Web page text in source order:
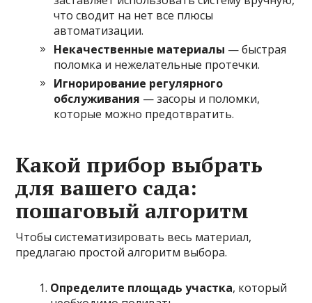
что сводит на нет все плюсы
автоматизации.
Некачественные материалы — быстрая
поломка и нежелательные протечки.
Игнорирование регулярного
обслуживания — засоры и поломки,
которые можно предотвратить.
Какой прибор выбрать
для вашего сада:
пошаговый алгоритм
Чтобы систематизировать весь материал,
предлагаю простой алгоритм выбора.
Определите площадь участка, который